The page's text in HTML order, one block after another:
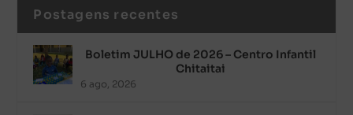
Postagens recentes
Boletim JULHO de 2026 – Centro Infantil
Chitaitai
6 ago, 2026